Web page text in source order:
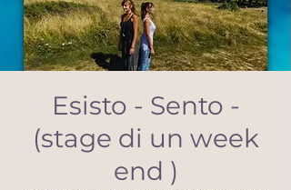
Esisto - Sento -
(stage di un week
end )